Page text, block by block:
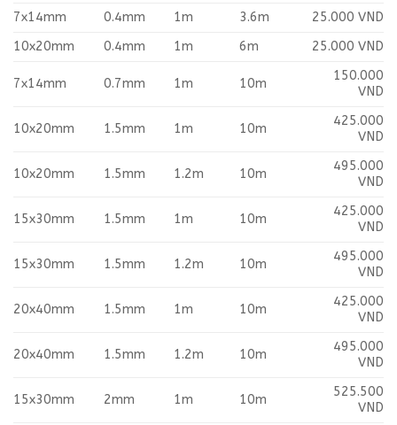
7x14mm
0.4mm 1m 3.6m
25.000 VND
10x20mm
0.4mm 1m 6m 25.000 VND
7x14mm 0.7mm 1m 10m
150.000
VND
10x20mm 1.5mm 1m 10m
425.000
VND
10x20mm 1.5mm 1.2m 10m
495.000
VND
15x30mm 1.5mm 1m 10m
425.000
VND
15x30mm 1.5mm 1.2m 10m
495.000
VND
20x40mm 1.5mm 1m 10m
425.000
VND
20x40mm 1.5mm 1.2m 10m
495.000
VND
15x30mm 2mm 1m 10m
525.500
VND